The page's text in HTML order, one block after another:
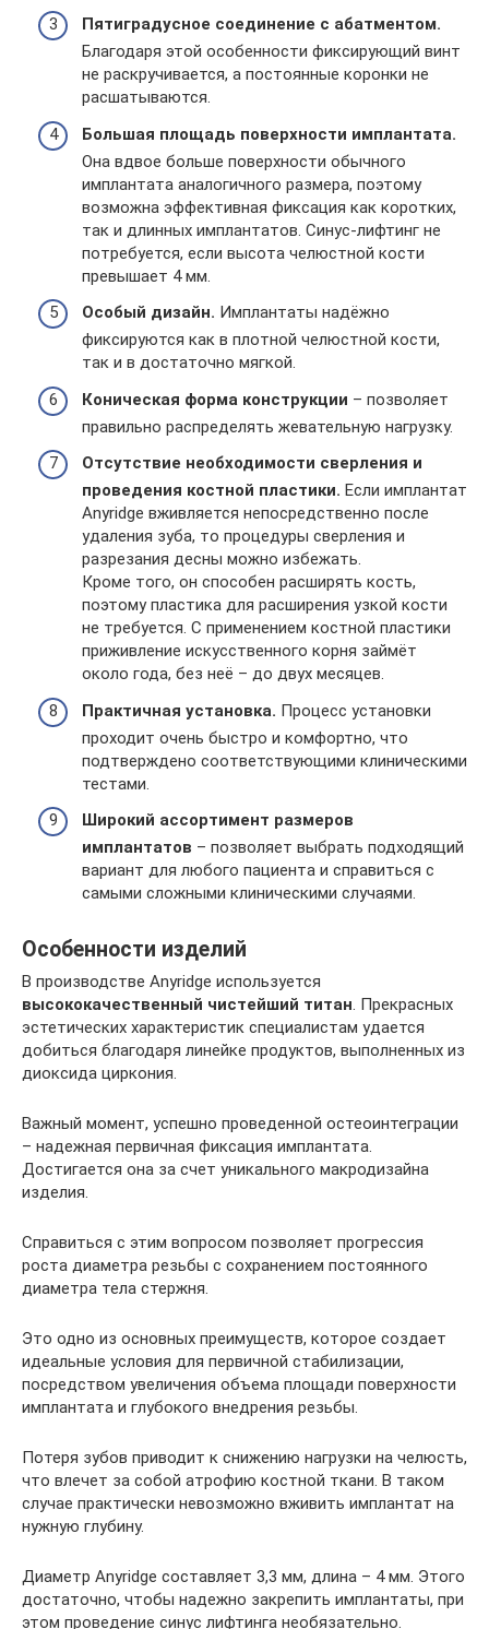
Пятиградусное соединение с абатментом.
Благодаря этой особенности фиксирующий винт
не раскручивается, а постоянные коронки не
расшатываются.
Большая площадь поверхности имплантата.
Она вдвое больше поверхности обычного
имплантата аналогичного размера, поэтому
возможна эффективная фиксация как коротких,
так и длинных имплантатов. Синус-лифтинг не
потребуется, если высота челюстной кости
превышает 4 мм.
Особый дизайн. Имплантаты надёжно
фиксируются как в плотной челюстной кости,
так и в достаточно мягкой.
Коническая форма конструкции – позволяет
правильно распределять жевательную нагрузку.
Отсутствие необходимости сверления и
проведения костной пластики. Если имплантат
Anyridge вживляется непосредственно после
удаления зуба, то процедуры сверления и
разрезания десны можно избежать.
Кроме того, он способен расширять кость,
поэтому пластика для расширения узкой кости
не требуется. С применением костной пластики
приживление искусственного корня займёт
около года, без неё – до двух месяцев.
Практичная установка. Процесс установки
проходит очень быстро и комфортно, что
подтверждено соответствующими клиническими
тестами.
Широкий ассортимент размеров
имплантатов – позволяет выбрать подходящий
вариант для любого пациента и справиться с
самыми сложными клиническими случаями.
Особенности изделий
В производстве Anyridge используется
высококачественный чистейший титан. Прекрасных
эстетических характеристик специалистам удается
добиться благодаря линейке продуктов, выполненных из
диоксида циркония.
Важный момент, успешно проведенной остеоинтеграции
– надежная первичная фиксация имплантата.
Достигается она за счет уникального макродизайна
изделия.
Справиться с этим вопросом позволяет прогрессия
роста диаметра резьбы с сохранением постоянного
диаметра тела стержня.
Это одно из основных преимуществ, которое создает
идеальные условия для первичной стабилизации,
посредством увеличения объема площади поверхности
имплантата и глубокого внедрения резьбы.
Потеря зубов приводит к снижению нагрузки на челюсть,
что влечет за собой атрофию костной ткани. В таком
случае практически невозможно вживить имплантат на
нужную глубину.
Диаметр Anyridge составляет 3,3 мм, длина – 4 мм. Этого
достаточно, чтобы надежно закрепить имплантаты, при
этом проведение синус лифтинга необязательно.